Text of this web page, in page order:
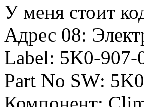
У меня стоит
Адрес 08:
Label: 5K0-907-
Part No SW: